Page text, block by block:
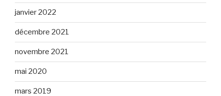
janvier 2022
décembre 2021
novembre 2021
mai 2020
mars 2019